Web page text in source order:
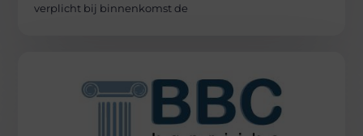
verplicht bij binnenkomst de